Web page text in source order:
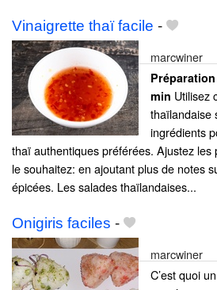
Vinaigrette thaï facile -
marcwiner
min Utilisez
thaïlandaise
ingrédients
thaï authentiques préférées. Ajustez les
le souhaitez: en ajoutant plus de notes
épicées. Les salades thaïlandaises...
Onigiris faciles -
marcwiner
C’est quoi